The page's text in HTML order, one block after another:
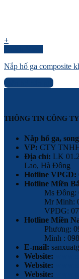
+
Nắp hố ga composite
Liên hệ báo giá
THÔNG TIN CÔNG TY
Nắp hố ga,
VP: CTY
Địa chỉ: LK
Lao, Hà Đông
Hotline VPGD:
Hotline Miền
Ms Đông:
Mr Minh:
VPDG:
Hotline Miền
Phương:
Minh :
E-mail:
Website:
Website:
Website: